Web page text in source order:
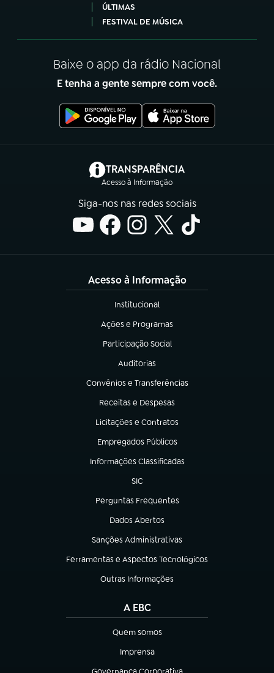
ÚLTIMAS
FESTIVAL DE MÚSICA
Baixe o app da rádio Nacional
E tenha a gente sempre com você.
TRANSPARÊNCIA
Acesso à Informação
(abre em nova aba)
Siga-nos nas redes sociais
Acesso à Informação
Institucional
(abre em nova aba)
Ações e Programas
(abre em nova aba)
Participação Social
(abre em nova aba)
Auditorias
(abre em nova aba)
Convênios e Transferências
(abre em nova aba)
Receitas e Despesas
(abre em nova aba)
Licitações e Contratos
(abre em nova aba)
Empregados Públicos
(abre em nova aba)
Informações Classificadas
(abre em nova aba)
SIC
(abre em nova aba)
Perguntas Frequentes
(abre em nova aba)
Dados Abertos
(abre em nova aba)
Sanções Administrativas
(abre em nova aba)
Ferramentas e Aspectos Tecnológicos
(abre em nova aba)
Outras Informações
(abre em nova aba)
A EBC
Quem somos
(abre em nova aba)
Imprensa
(abre em nova aba)